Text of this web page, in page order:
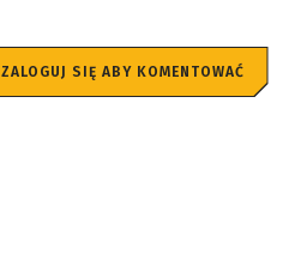
ZALOGUJ SIĘ ABY KOMENTOWAĆ